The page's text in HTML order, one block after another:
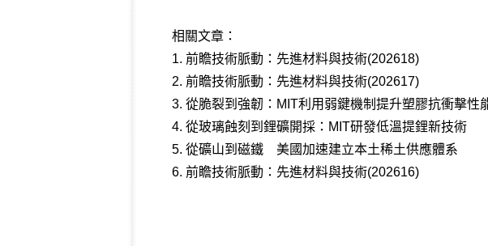
相關文章：
1. 前瞻技術脈動：先進材料與技術(202618)
2. 前瞻技術脈動：先進材料與技術(202617)
3. 從脆裂到強韌：MIT利用弱鍵機制提升塑膠抗衝擊性
4. 從玻璃蝕刻到鋰礦開採：MIT研發低溫提鋰新技術
5. 從礦山到磁鐵 美國加速建立本土稀土供應體系
6. 前瞻技術脈動：先進材料與技術(202616)